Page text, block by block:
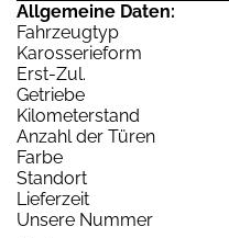
Allgemeine Daten:
Fahrzeugtyp
Karosserieform
Erst-Zul.
Getriebe
Kilometerstand
Anzahl der Türen
Farbe
Standort
Lieferzeit
Unsere Nummer